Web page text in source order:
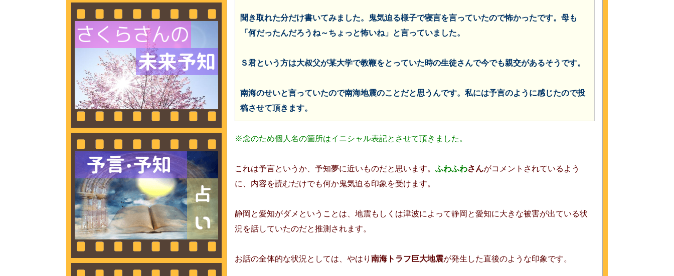
聞き取れた分だけ書いてみました。鬼気迫る様子で寝言を言っていたので怖かったです。 母も
「何だったんだろうね～ちょっと怖いね」と言っていました。
Ｓ君という方は大叔父が某大学で教鞭をとっていた時の生徒さんで今でも親交があるそうです。
南海のせいと言っていたので南海地震のことだと思うんです。私には予言のように感じたので投
稿させて頂きます。
※念のため個人名の箇所はイニシャル表記とさせて頂きました。
これは予言というか、予知夢に近いものだと思います。 ふわふわさんがコメントされているよう
に、内容を読むだけでも何か鬼気迫る印象を受けます。
静岡と愛知がダメということは、地震もしくは津波によって静岡と愛知に大きな被害が出ている状
況を話していたのだと推測されます。
お話の全体的な状況としては、やはり 南海トラフ巨大地震が発生した直後のような印象です。